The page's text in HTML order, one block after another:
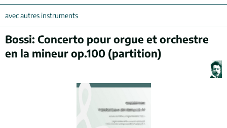
avec autres instruments
Bossi: Concerto pour orgue et orchestre
en la mineur op.100 (partition)